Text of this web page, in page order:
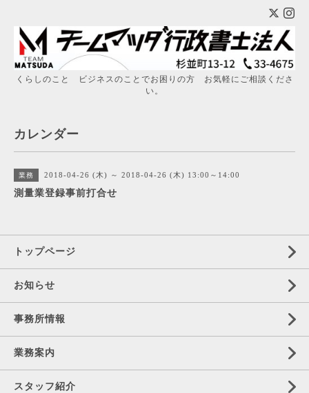
くらしのこと ビジネスのことでお困りの方 お気軽にご相談くださ
い。
カレンダー
業務 2018-04-26 (木) ～ 2018-04-26 (木) 13:00～14:00
測量業登録事前打合せ
トップページ
お知らせ
事務所情報
業務案内
スタッフ紹介